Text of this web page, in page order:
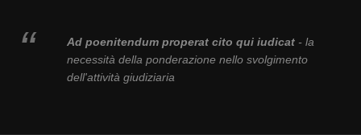
Ad poenitendum properat cito qui iudicat- la
necessità della ponderazione nello svolgimento
dell'attività giudiziaria